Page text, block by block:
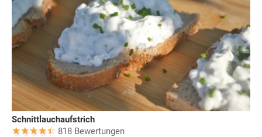
Schnittlauchaufstrich
818 Bewertungen